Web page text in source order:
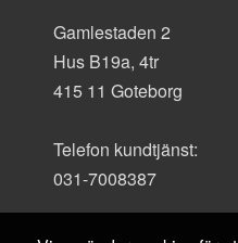
Gamlestaden 2
Hus B19a, 4tr
415 11 Goteborg
Telefon kundtjänst:
031-7008387